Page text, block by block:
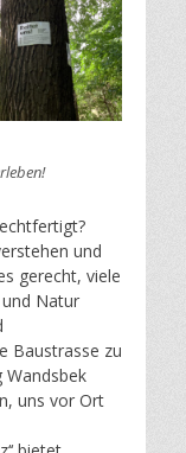
und
gerecht, viele
Natur
Baustrasse zu
Wandsbek
uns vor Ort